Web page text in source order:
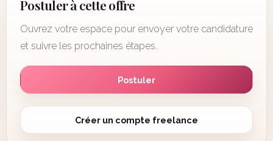
Postuler à cette offre
Ouvrez votre espace pour envoyer votre candidature
et suivre les prochaines étapes.
Postuler
Créer un compte freelance